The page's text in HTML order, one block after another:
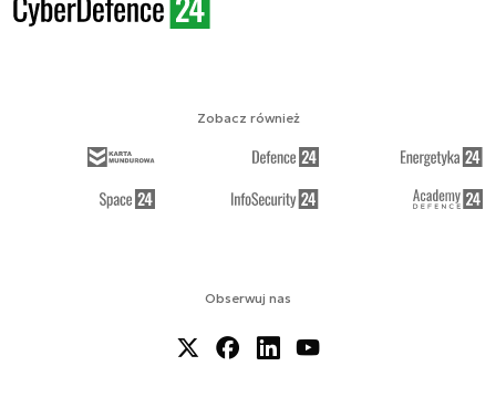
Obserwuj nas
Zobacz również